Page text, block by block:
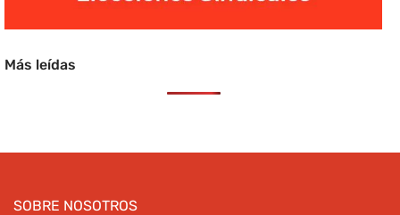
Más leídas
SOBRE NOSOTROS